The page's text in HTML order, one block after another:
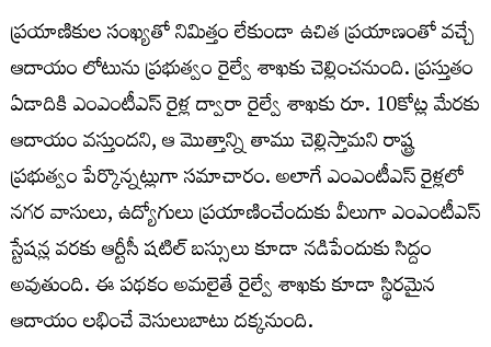
ప్రయాణికుల సంఖ్యతో నిమిత్తం లేకుండా ఉచిత ప్రయాణంతో వచ్చే
ఆదాయం లోటును ప్రభుత్వం రైల్వే శాఖకు చెల్లించనుంది. ప్రస్తుతం
ఏడాదికి ఎంఎంటీఎస్ రైళ్ల ద్వారా రైల్వే శాఖకు రూ. 10కోట్ల మేరకు
ఆదాయం వస్తుందని, ఆ మొత్తాన్ని తాము చెల్లిస్తామని రాష్ట్ర
ప్రభుత్వం పేర్కొన్నట్లుగా సమాచారం. అలాగే ఎంఎంటీఎస్ రైళ్లలో
నగర వాసులు, ఉద్యోగులు ప్రయాణించేందుకు వీలుగా ఎంఎంటీఎస్
స్టేషన్ల వరకు ఆర్టీసీ షటిల్ బస్సులు కూడా నడిపేందుకు సిద్దం
అవుతుంది. ఈ పథకం అమలైతే రైల్వే శాఖకు కూడా స్థిరమైన
ఆదాయం లభించే వెసులుబాటు దక్కనుంది.